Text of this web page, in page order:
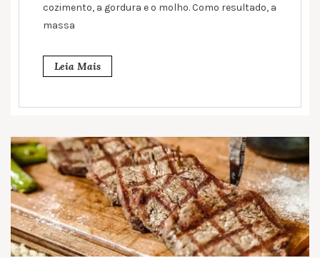
cozimento, a gordura e o molho. Como resultado, a
massa
Leia Mais